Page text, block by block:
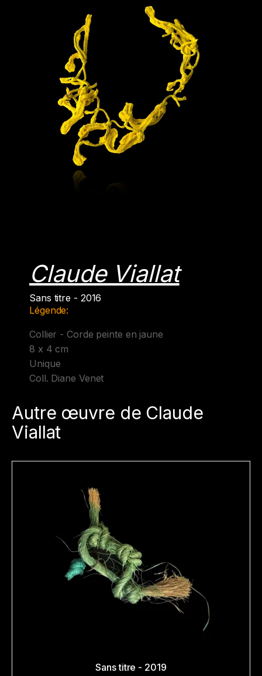
Claude Viallat
Sans titre - 2016
Légende:
Collier - Corde peinte en jaune
8 x 4 cm
Unique
Coll. Diane Venet
Autre œuvre de Claude
Viallat
Sans titre - 2019